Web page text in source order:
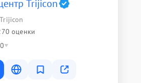
Trijicon
оценки